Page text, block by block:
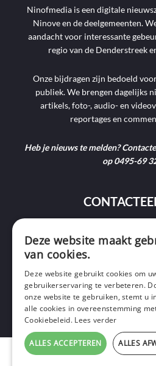
Ninofmedia is een digitale
Ninove en de deelgemeenten.
aandacht voor interessante
regio van de Denderstreek
Onze bijdragen zijn bedoeld
publiek. We brengen dagelijks
artikels, foto-, audio- en
reportages en
Heb je nieuws te melden?
op 0495-69
9400
+32 495 69
Copyright © 2020 Ninof Media. All
Deze website maakt
van cookies.
Deze website gebruikt cookies om
gebruikerservaring te verbeteren.
onze website te gebruiken, stemt u
alle cookies in overeenstemming
Cookiebeleid. Lees verder
ALLES ACCEPTEREN ALLES